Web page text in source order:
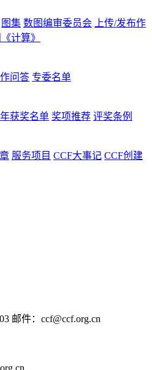
图集 数图编审委员会
上传/发布作
计算》
问答 专委名单
获奖名单 奖项推荐 评奖条例
服务项目 CCF大事记 CCF创建
邮件：ccf@ccf.org.cn